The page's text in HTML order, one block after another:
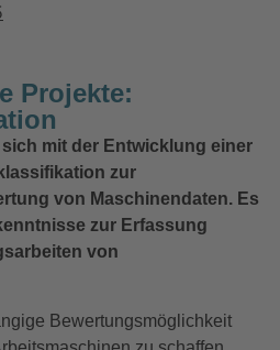
Projekte:
mit der Entwicklung einer
zur
von Maschinendaten. Es
zur Erfassung
von
Bewertungsmöglichkeit